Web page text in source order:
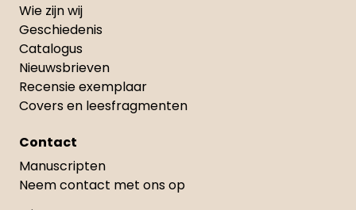
Wie zijn wij
Geschiedenis
Catalogus
Nieuwsbrieven
Recensie exemplaar
Covers en leesfragmenten
Contact
Manuscripten
Neem contact met ons op